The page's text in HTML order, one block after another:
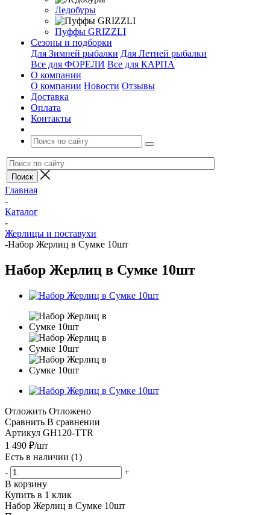
Ледобуры
Пуффы GRIZZLI
Сезоны и подборки
Для Зимней рыбалки Для Летней рыбалки
Все для ФОРЕЛИ Все для КАРПА
О компании
О компании Новости Отзывы
Доставка
Оплата
Контакты
Главная
-
Каталог
-
Жерлицы и поставухи
-Набор Жерлиц в Сумке 10шт
Набор Жерлиц в Сумке 10шт
Отложить Отложено
Сравнить В сравнении
Артикул GH120-TTR
1 490 ₽/шт
Есть в наличии (1)
-
+
В корзину
Купить в 1 клик
Набор Жерлиц в Сумке 10шт